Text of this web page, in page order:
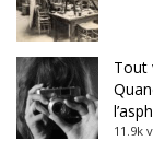
Tout
11.9k